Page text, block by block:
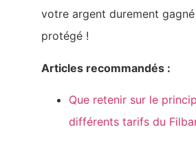
votre argent durement gagné
protégé !
Articles recommandés :
Que retenir sur le
différents tarifs du